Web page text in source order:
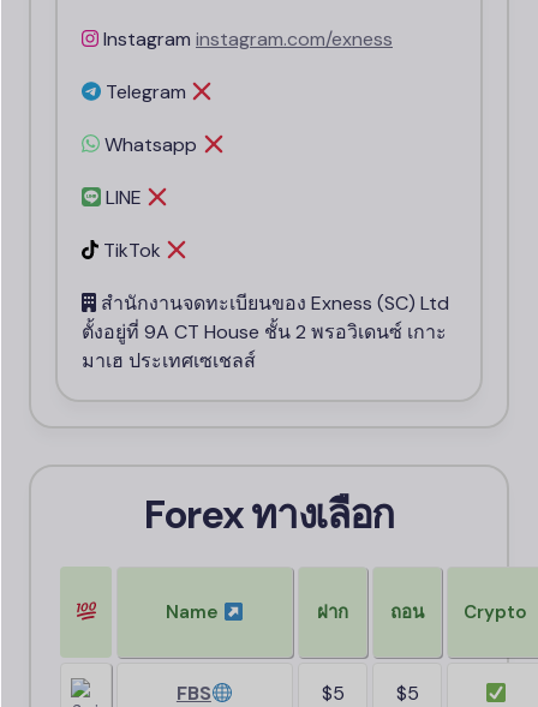
Instagram instagram.com/exness
Telegram
Whatsapp
LINE
TikTok
สำนักงานจดทะเบียนของ E​xness (SC) Ltd
ตั้งอยู่ที่ 9A CT House ชั้น 2 พรอวิเดนซ์ เกาะ
มาเฮ ประเทศเซเชลส์
Forex ทางเลือก
Name ฝาก ถอน Crypto
FBS $5 $5